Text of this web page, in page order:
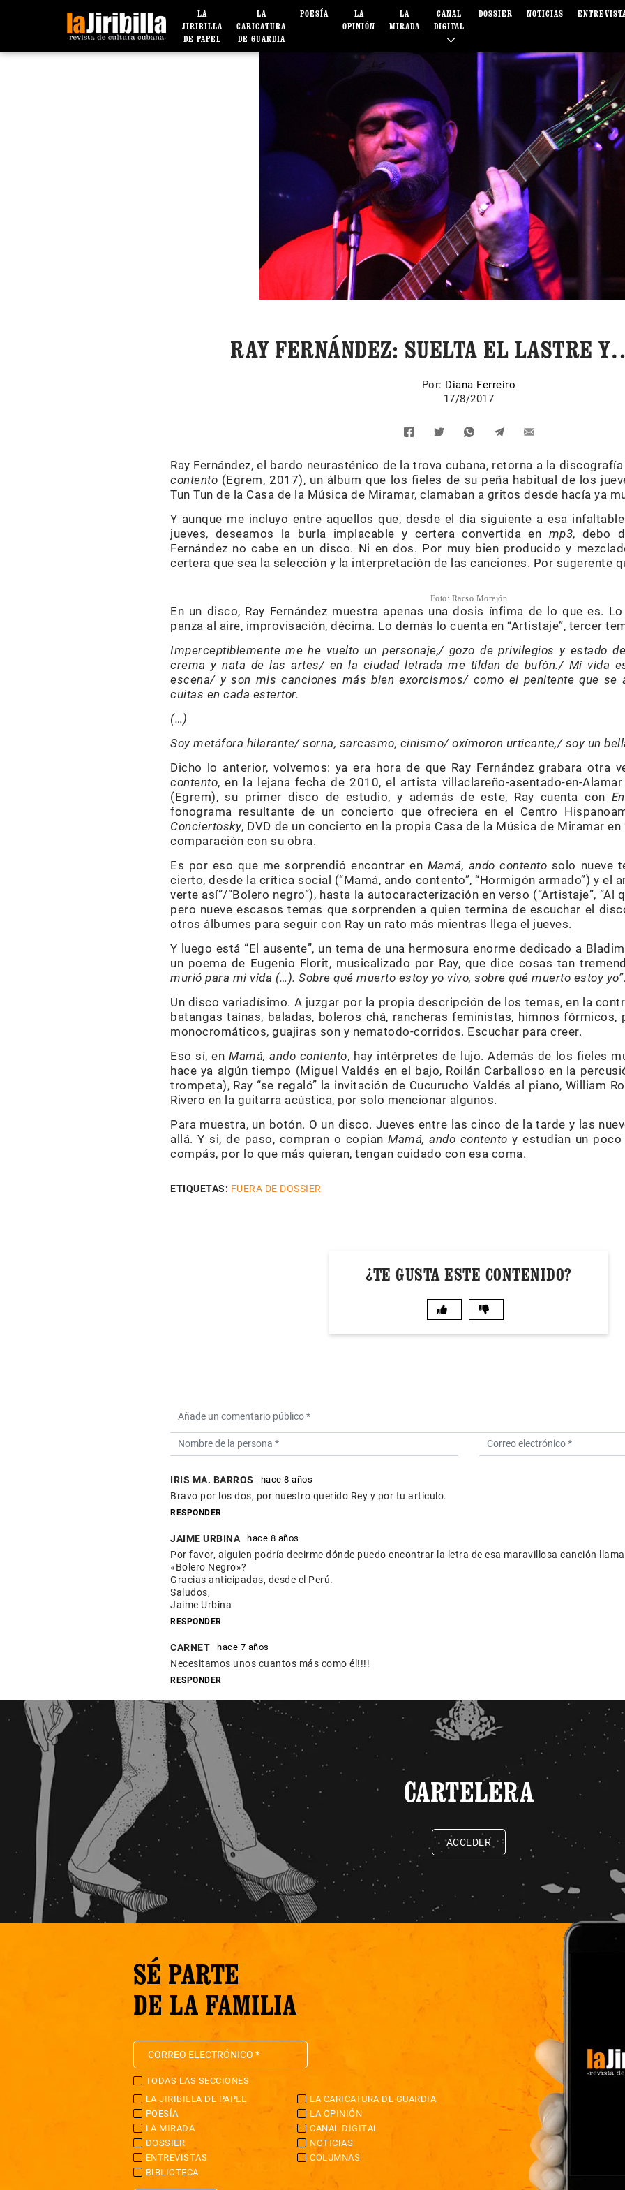
LA
JIRIBILLA
DE PAPEL
LA
CARICATURA
DE GUARDIA
POESÍA
LA
OPINIÓN
LA
MIRADA
CANAL
DIGITAL
DOSSIER NOTICIAS
RAY FERNÁNDEZ: SUELTA EL LASTRE
Por: Diana Ferreiro
17/8/2017
Ray Fernández, el bardo neurasténico de la trova cubana, retorna a la
contento (Egrem, 2017), un álbum que los fieles de su peña habitual de los
Tun Tun de la Casa de la Música de Miramar, clamaban a gritos desde hacía ya
Y aunque me incluyo entre aquellos que, desde el día siguiente a esa
jueves, deseamos la burla implacable y certera convertida en mp3, debo
Fernández no cabe en un disco. Ni en dos. Por muy bien producido y
certera que sea la selección y la interpretación de las canciones. Por sugerente
Foto: Racso Morejón
En un disco, Ray Fernández muestra apenas una dosis ínfima de lo que es.
panza al aire, improvisación, décima. Lo demás lo cuenta en “Artistaje”, tercer
Imperceptiblemente me he vuelto un personaje,/ gozo de privilegios y estado
crema y nata de las artes/ en la ciudad letrada me tildan de bufón./ Mi vida
escena/ y son mis canciones más bien exorcismos/ como el penitente que se
cuitas en cada estertor.
(…)
Soy metáfora hilarante/ sorna, sarcasmo, cinismo/ oxímoron urticante,/ soy un
Dicho lo anterior, volvemos: ya era hora de que Ray Fernández grabara otra
contento, en la lejana fecha de 2010, el artista villaclareño-asentado-en-
(Egrem), su primer disco de estudio, y además de este, Ray cuenta con
fonograma resultante de un concierto que ofreciera en el Centro
Conciertosky, DVD de un concierto en la propia Casa de la Música de Miramar
comparación con su obra.
Es por eso que me sorprendió encontrar en Mamá, ando contento solo nueve
cierto, desde la crítica social (“Mamá, ando contento”, “Hormigón armado”) y el
verte así”/“Bolero negro”), hasta la autocaracterización en verso (“Artistaje”, “Al
pero nueve escasos temas que sorprenden a quien termina de escuchar el
otros álbumes para seguir con Ray un rato más mientras llega el jueves.
Y luego está “El ausente”, un tema de una hermosura enorme dedicado a
un poema de Eugenio Florit, musicalizado por Ray, que dice cosas tan
murió para mi vida (…). Sobre qué muerto estoy yo vivo, sobre qué muerto estoy yo”
Un disco variadísimo. A juzgar por la propia descripción de los temas, en la
batangas taínas, baladas, boleros chá, rancheras feministas, himnos fórmicos,
monocromáticos, guajiras son y nematodo-corridos. Escuchar para creer.
Eso sí, enMamá, ando contento, hay intérpretes de lujo. Además de los fieles
hace ya algún tiempo (Miguel Valdés en el bajo, Roilán Carballoso en la
trompeta), Ray “se regaló” la invitación de Cucurucho Valdés al piano, William
Rivero en la guitarra acústica, por solo mencionar algunos.
Para muestra, un botón. O un disco. Jueves entre las cinco de la tarde y las
allá. Y si, de paso, compran o copianMamá, ando contento y estudian un
compás, por lo que más quieran, tengan cuidado con esa coma.
ETIQUETAS: FUERA DE DOSSIER
¿TE GUSTA ESTE CONTENIDO?
IRIS MA. BARROS hace 8 años
Bravo por los dos, por nuestro querido Rey y por tu artículo.
RESPONDER
JAIME URBINA hace 8 años
Por favor, alguien podría decirme dónde puedo encontrar la letra de esa maravillosa canción
«Bolero Negro»?
Gracias anticipadas, desde el Perú.
Saludos,
Jaime Urbina
RESPONDER
CARNET hace 7 años
Necesitamos unos cuantos más como él!!!!
RESPONDER
CARTELERA
ACCEDER
SÉ PARTE
DE LA FAMILIA
TODAS LAS SECCIONES
LA JIRIBILLA DE PAPEL
LA CARICATURA DE GUARDIA
POESÍA
LA OPINIÓN
LA MIRADA
CANAL DIGITAL
DOSSIER
NOTICIAS
ENTREVISTAS
COLUMNAS
BIBLIOTECA